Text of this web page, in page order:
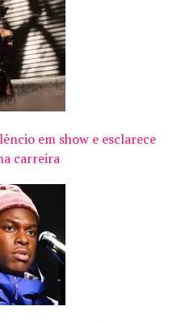
em show e esclarece
carreira